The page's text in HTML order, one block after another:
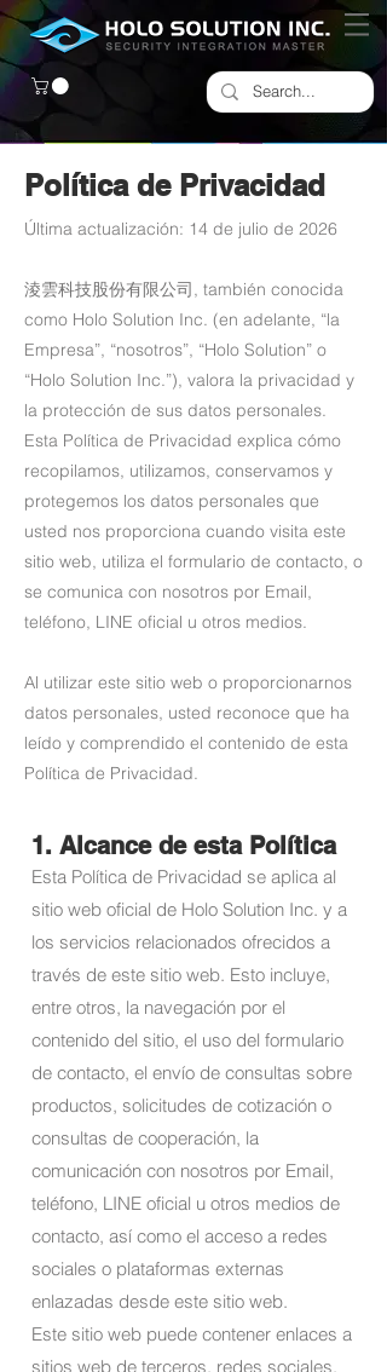
Política de Privacidad
Última actualización: 14 de julio de 2026
淩雲科技股份有限公司, también conocida
como Holo Solution Inc. (en adelante, “la
Empresa”, “nosotros”, “Holo Solution” o
“Holo Solution Inc.”), valora la privacidad y
la protección de sus datos personales.
Esta Política de Privacidad explica cómo
recopilamos, utilizamos, conservamos y
protegemos los datos personales que
usted nos proporciona cuando visita este
sitio web, utiliza el formulario de contacto, o
se comunica con nosotros por Email,
teléfono, LINE oficial u otros medios.
Al utilizar este sitio web o proporcionarnos
datos personales, usted reconoce que ha
leído y comprendido el contenido de esta
Política de Privacidad.
1. Alcance de esta Política
Esta Política de Privacidad se aplica al
sitio web oficial de Holo Solution Inc. y a
los servicios relacionados ofrecidos a
través de este sitio web. Esto incluye,
entre otros, la navegación por el
contenido del sitio, el uso del formulario
de contacto, el envío de consultas sobre
productos, solicitudes de cotización o
consultas de cooperación, la
comunicación con nosotros por Email,
teléfono, LINE oficial u otros medios de
contacto, así como el acceso a redes
sociales o plataformas externas
enlazadas desde este sitio web.
Este sitio web puede contener enlaces a
sitios web de terceros, redes sociales,